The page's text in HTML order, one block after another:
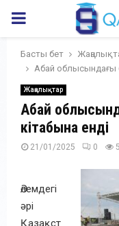
PRIMARY
MENU
Басты бет
Абай облысындағы
Жаңалықтар
Абай
кітабына енді
21/01/2025 0
Әлемдегі
әрі
Қазақст